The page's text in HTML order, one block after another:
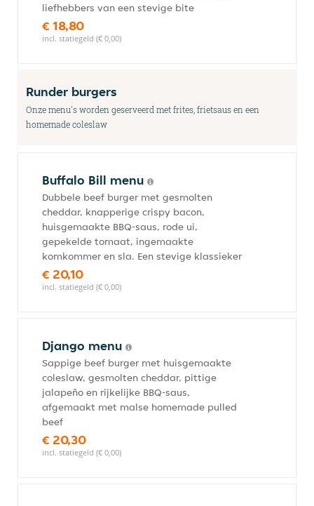
liefhebbers van een stevige bite
€ 18,80
incl. statiegeld (€ 0,00)
Runder burgers
Onze menu's worden geserveerd met frites, frietsaus en een
homemade coleslaw
Buffalo Bill menu
Dubbele beef burger met gesmolten
cheddar, knapperige crispy bacon,
huisgemaakte BBQ-saus, rode ui,
gepekelde tomaat, ingemaakte
komkommer en sla. Een stevige klassieker
€ 20,10
incl. statiegeld (€ 0,00)
Django menu
Sappige beef burger met huisgemaakte
coleslaw, gesmolten cheddar, pittige
jalapeño en rijkelijke BBQ-saus,
afgemaakt met malse homemade pulled
beef
€ 20,30
incl. statiegeld (€ 0,00)